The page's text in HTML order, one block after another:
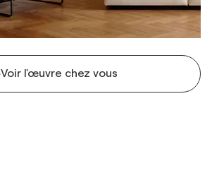
Voir l'œuvre chez vous